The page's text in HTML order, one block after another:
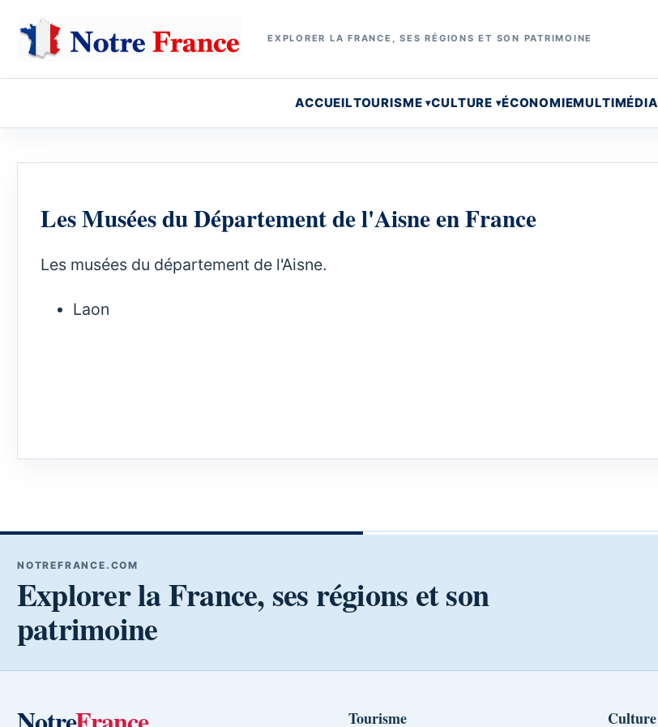
EXPLORER LA FRANCE, SES RÉGIONS ET SON PATRIMOINE
ACCUEILTOURISME CULTURE ÉCONOMIEMULTIMÉDIA
Les Musées du Département de l'Aisne en France
Les musées du département de l'Aisne.
Laon
NOTREFRANCE.COM
Explorer la France, ses régions et son
patrimoine
Tourisme Culture